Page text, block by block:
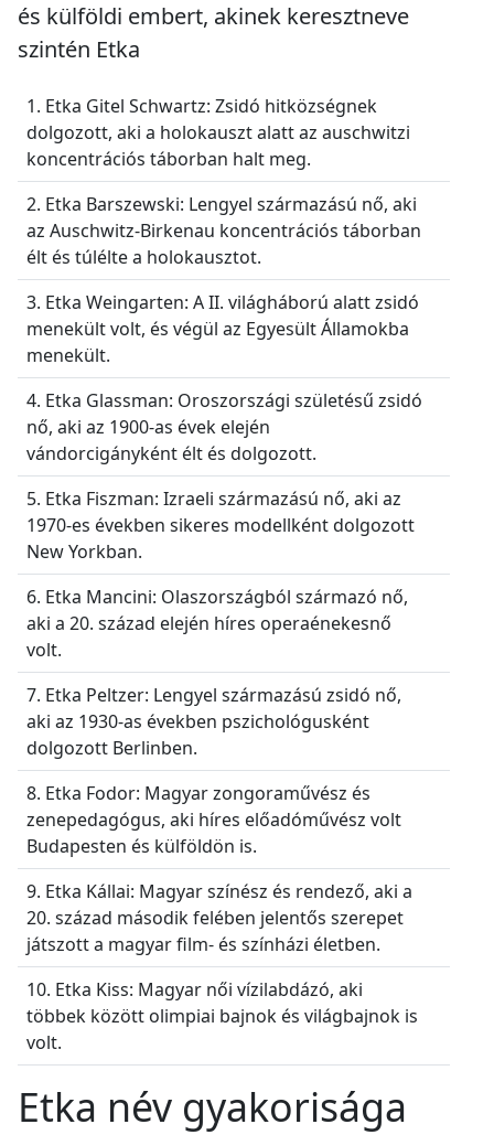
és külföldi embert, akinek keresztneve
szintén Etka
1. Etka Gitel Schwartz: Zsidó hitközségnek
dolgozott, aki a holokauszt alatt az auschwitzi
koncentrációs táborban halt meg.
2. Etka Barszewski: Lengyel származású nő, aki
az Auschwitz-Birkenau koncentrációs táborban
élt és túlélte a holokausztot.
3. Etka Weingarten: A II. világháború alatt zsidó
menekült volt, és végül az Egyesült Államokba
menekült.
4. Etka Glassman: Oroszországi születésű zsidó
nő, aki az 1900-as évek elején
vándorcigányként élt és dolgozott.
5. Etka Fiszman: Izraeli származású nő, aki az
1970-es években sikeres modellként dolgozott
New Yorkban.
6. Etka Mancini: Olaszországból származó nő,
aki a 20. század elején híres operaénekesnő
volt.
7. Etka Peltzer: Lengyel származású zsidó nő,
aki az 1930-as években pszichológusként
dolgozott Berlinben.
8. Etka Fodor: Magyar zongoraművész és
zenepedagógus, aki híres előadóművész volt
Budapesten és külföldön is.
9. Etka Kállai: Magyar színész és rendező, aki a
20. század második felében jelentős szerepet
játszott a magyar film- és színházi életben.
10. Etka Kiss: Magyar női vízilabdázó, aki
többek között olimpiai bajnok és világbajnok is
volt.
Etka név gyakorisága